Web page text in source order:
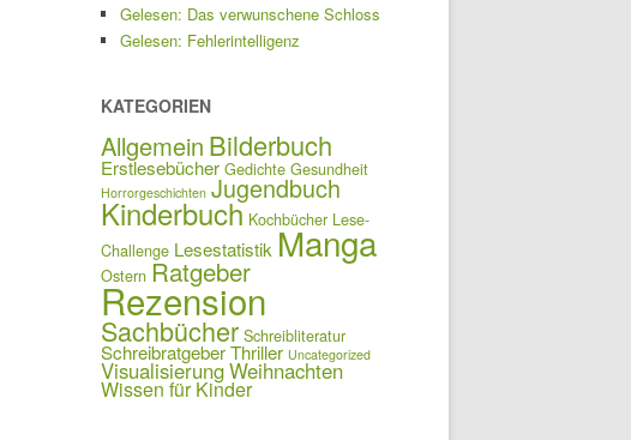
Gelesen: Das verwunschene Schloss
Gelesen: Fehlerintelligenz
KATEGORIEN
Allgemein Bilderbuch
Erstlesebücher Gedichte Gesundheit
Horrorgeschichten Jugendbuch
Kinderbuch Kochbücher Lese-
Challenge Lesestatistik Manga
Ostern Ratgeber
Rezension
Sachbücher Schreibliteratur
SchreibratgeberThriller Uncategorized
VisualisierungWeihnachten
Wissen für Kinder